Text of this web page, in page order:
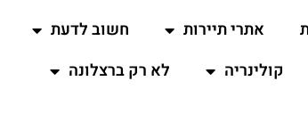
אתרי תיירות חשוב לדעת
קולינריה
לא רק ברצלונה